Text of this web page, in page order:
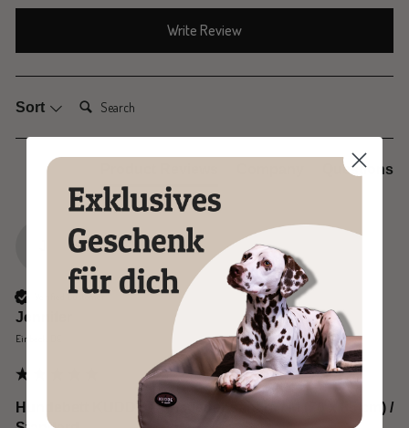
Write Review
Sort Search:
Questions
Verified Customer
Jennifer
Einbeck, DE
Hundebett KUDDE Kunstleder sahara / M (70 x 85 cm) /